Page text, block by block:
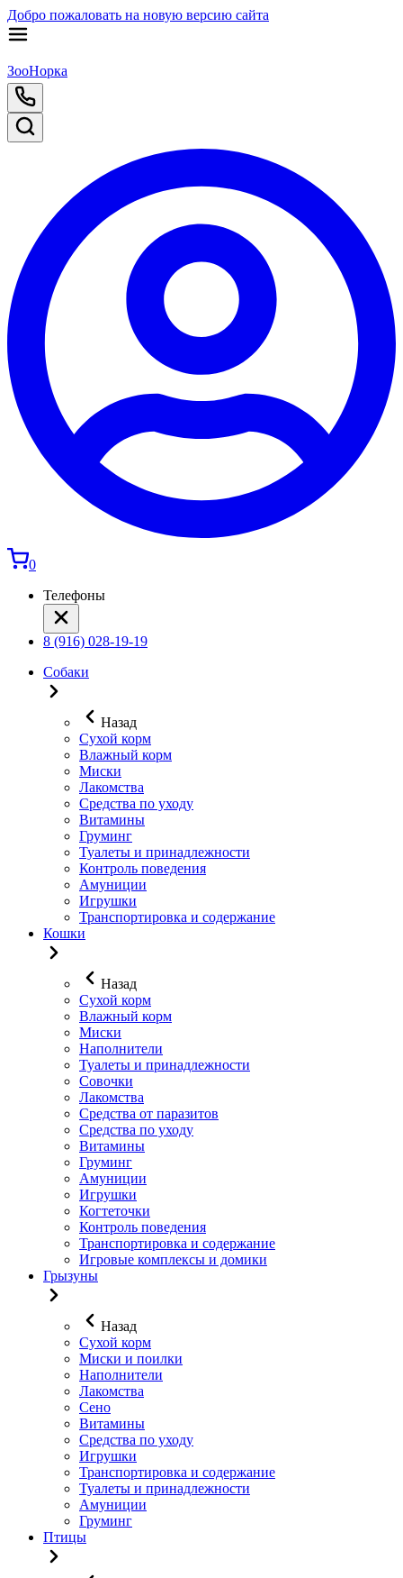
Добро пожаловать на новую версию сайта
ЗооНорка
0
Телефоны
8 (916) 028-19-19
Собаки
Назад
Сухой корм
Влажный корм
Миски
Лакомства
Средства по уходу
Витамины
Груминг
Туалеты и принадлежности
Контроль поведения
Амуниции
Игрушки
Транспортировка и содержание
Кошки
Назад
Сухой корм
Влажный корм
Миски
Наполнители
Туалеты и принадлежности
Совочки
Лакомства
Средства от паразитов
Средства по уходу
Витамины
Груминг
Амуниции
Игрушки
Когтеточки
Контроль поведения
Транспортировка и содержание
Игровые комплексы и домики
Грызуны
Назад
Сухой корм
Миски и поилки
Наполнители
Лакомства
Сено
Витамины
Средства по уходу
Игрушки
Транспортировка и содержание
Туалеты и принадлежности
Амуниции
Груминг
Птицы